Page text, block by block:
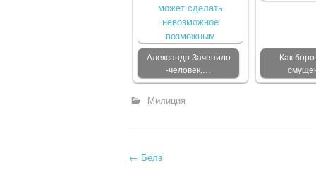
Александр Зачепило
-человек,…
Как
Милиция
← Белз